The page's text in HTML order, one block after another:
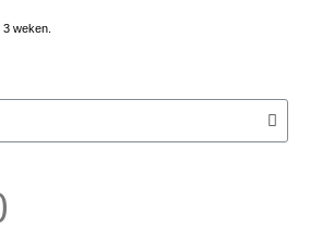
weken.